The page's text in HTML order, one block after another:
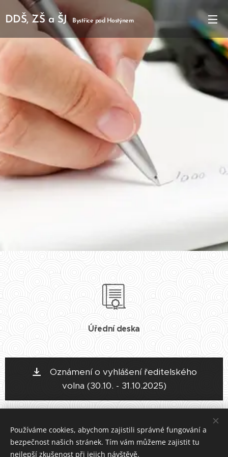
DDŠ, ZŠ a ŠJ Bystřice pod Hostýnem
Úřední deska
Oznámení o vyhlášení ředitelského
volna (30.10. - 31.10.2025)
Výběrové řízení - psycholog
Používáme cookies, abychom zajistili správné fungování a
bezpečnost našich stránek. Tím vám můžeme zajistit tu
nejlepší zkušenost při jejich návštěvě.